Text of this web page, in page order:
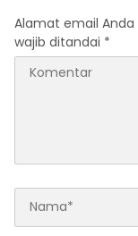
Alamat email Anda
wajib ditandai *